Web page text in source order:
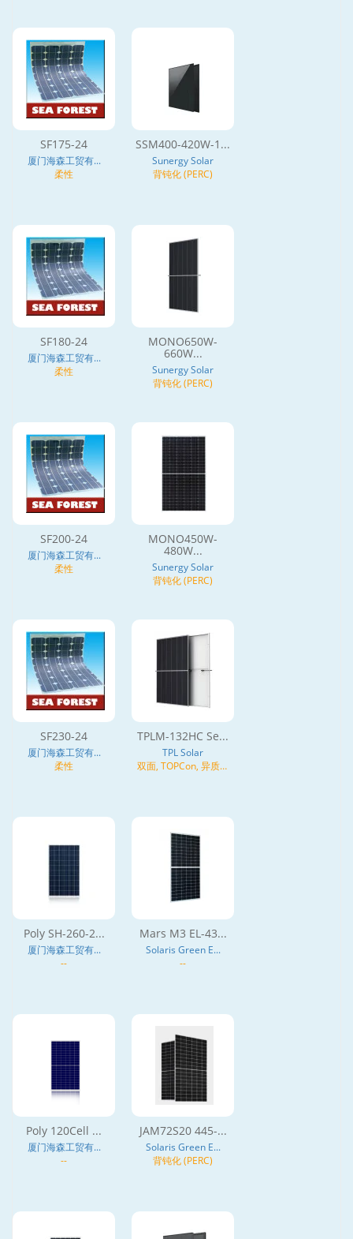
SF175-24
厦门海森工贸有...
柔性
SSM400-420W-1...
Sunergy Solar
背钝化 (PERC)
SF180-24
厦门海森工贸有...
柔性
MONO650W-
660W...
Sunergy Solar
背钝化 (PERC)
SF200-24
厦门海森工贸有...
柔性
MONO450W-
480W...
Sunergy Solar
背钝化 (PERC)
SF230-24
厦门海森工贸有...
柔性
TPLM-132HC Se...
TPL Solar
双面, TOPCon, 异质结
Poly SH-260-2...
厦门海森工贸有...
--
Mars M3 EL-43...
Solaris Green E...
--
Poly 120Cell ...
厦门海森工贸有...
--
JAM72S20 445-...
Solaris Green E...
背钝化 (PERC)